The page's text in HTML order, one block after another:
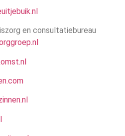
en consultatiebureau